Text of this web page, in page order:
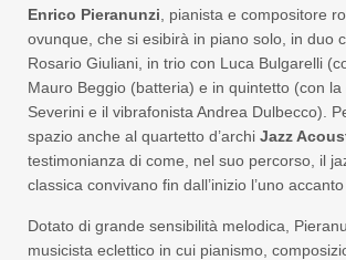
Enrico Pieranunzi , pianista e compositore
ovunque, che si esibirà in piano solo, in duo
Rosario Giuliani, in trio con Luca Bulgarelli
Mauro Beggio (batteria) e in quintetto (con
Severini e il vibrafonista Andrea Dulbecco).
spazio anche al quartetto d’archi Jazz
testimonianza di come, nel suo percorso, il
classica convivano fin dall’inizio l’uno accanto
Dotato di grande sensibilità melodica,
musicista eclettico in cui pianismo,